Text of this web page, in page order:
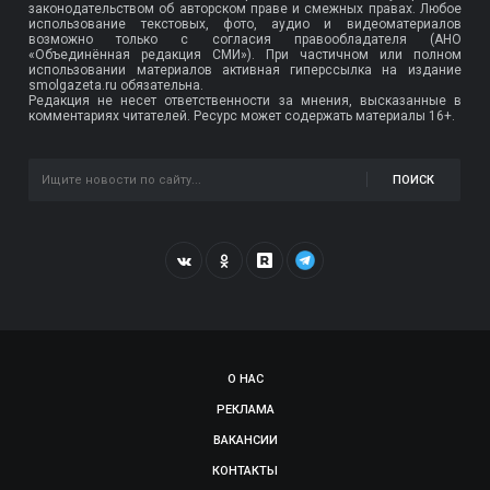
законодательством об авторском праве и смежных правах. Любое
использование текстовых, фото, аудио и видеоматериалов
возможно только с согласия правообладателя (АНО
«Объединённая редакция СМИ»). При частичном или полном
использовании материалов активная гиперссылка на издание
smolgazeta.ru обязательна.
Редакция не несет ответственности за мнения, высказанные в
комментариях читателей. Ресурс может содержать материалы 16+.
ПОИСК
О НАС
РЕКЛАМА
ВАКАНСИИ
КОНТАКТЫ